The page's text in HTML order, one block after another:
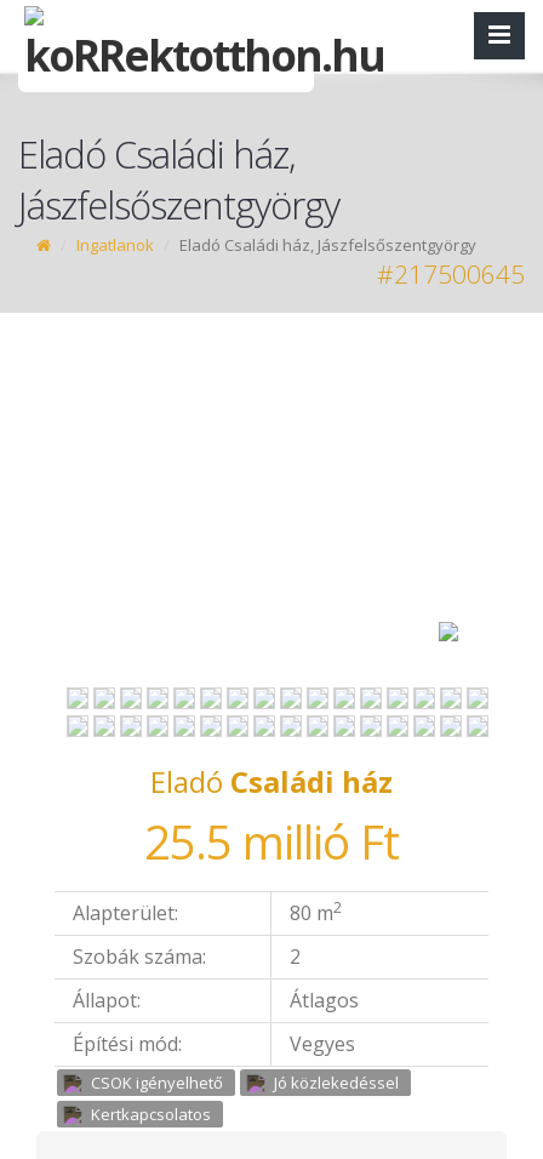
Eladó Családi ház,
Jászfelsőszentgyörgy
Ingatlanok Eladó Családi ház, Jászfelsőszentgyörgy
#217500645
Eladó Családi ház
25.5 millió Ft
Alapterület: 80 m2
Szobák száma:
2
Állapot:
Átlagos
Építési mód:
Vegyes
CSOK igényelhető
Jó közlekedéssel
Kertkapcsolatos